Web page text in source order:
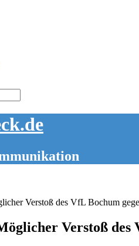
Verstoß des VfL Bochum
Verstoß des